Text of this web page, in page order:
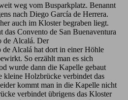
weg vom Busparkplatz. Benannt
nach Diego García de Herrera.
auch im Kloster begraben liegt.
Convento de San Buenaventura
de Alcalá. Der
Alcalá hat dort in einer Höhle
So erzählt man es sich
wurde dann die Kapelle gebaut
kleine Holzbrücke verbindet das
kommt man in die Kapelle nicht
verbindet übrigens das Kloster